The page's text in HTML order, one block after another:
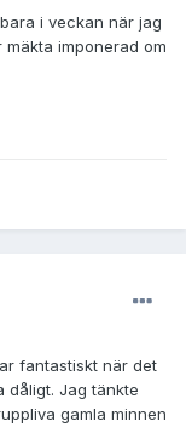
i veckan när jag
mäkta imponerad om
fantastiskt när det
dåligt. Jag tänkte
gamla minnen